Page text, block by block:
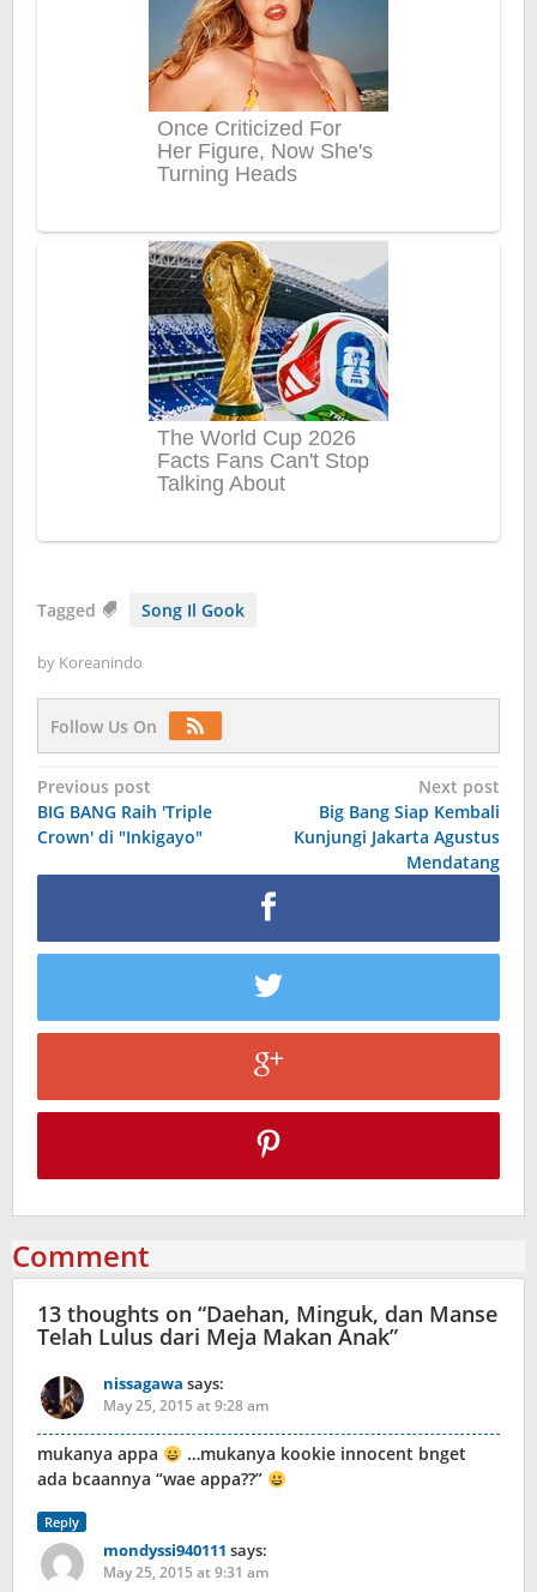
Tagged Song Il Gook
by Koreanindo
Follow Us On
Post
navigation
Previous post
BIG BANG Raih 'Triple
Crown' di "Inkigayo"
Next post
Big Bang Siap Kembali
Kunjungi Jakarta Agustus
Mendatang
Comment
13 thoughts on “Daehan, Minguk, dan Manse
Telah Lulus dari Meja Makan Anak”
nissagawa says:
May 25, 2015 at 9:28 am
mukanya appa
…mukanya kookie innocent bnget
ada bcaannya “wae appa??”
Reply
mondyssi940111 says:
May 25, 2015 at 9:31 am